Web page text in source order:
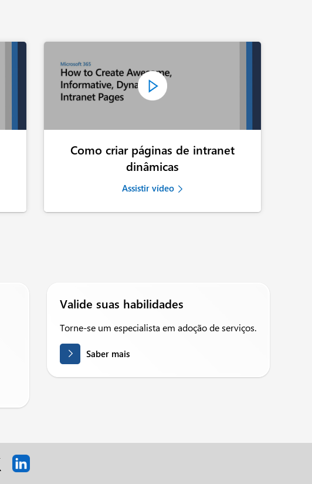
Como criar páginas de intranet
dinâmicas
Assistir vídeo
Valide suas habilidades
Torne-se um especialista em adoção de serviços.
Saber mais